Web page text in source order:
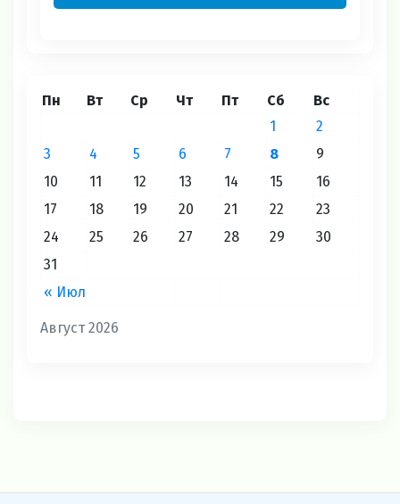
Август 2026
Пн Вт Ср Чт Пт Сб Вс
« Июл
1
2
3
4 5 6 7 8
9
10
11 12 13 14 15
16
17
18 19 20 21 22
23
24
25 26 27 28 29
30
31